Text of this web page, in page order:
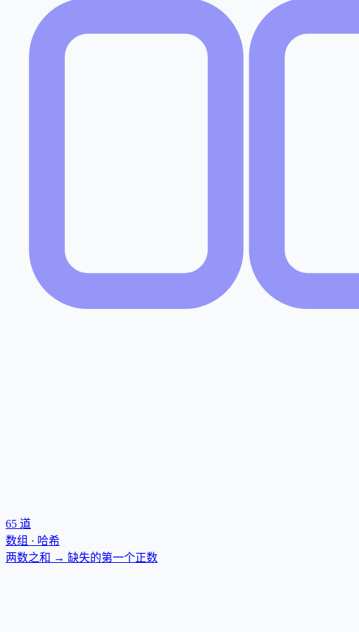
65 道
数组 · 哈希
两数之和 → 缺失的第一个正数